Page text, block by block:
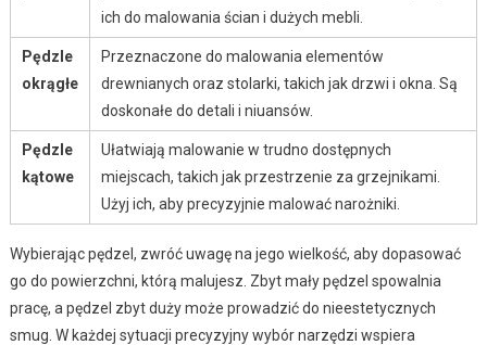
ich do malowania ścian i dużych mebli.
Pędzle
okrągłe
Przeznaczone do malowania elementów
drewnianych oraz stolarki, takich jak drzwi i okna. Są
doskonałe do detali i niuansów.
Pędzle
kątowe
Ułatwiają malowanie w trudno dostępnych
miejscach, takich jak przestrzenie za grzejnikami.
Użyj ich, aby precyzyjnie malować narożniki.
Wybierając pędzel, zwróć uwagę na jego wielkość, aby dopasować
go do powierzchni, którą malujesz. Zbyt mały pędzel spowalnia
pracę, a pędzel zbyt duży może prowadzić do nieestetycznych
smug. W każdej sytuacji precyzyjny wybór narzędzi wspiera